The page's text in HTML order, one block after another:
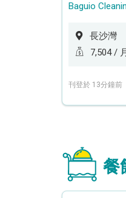
長沙灣
7,504 /
刊登於 13分鐘前
餐